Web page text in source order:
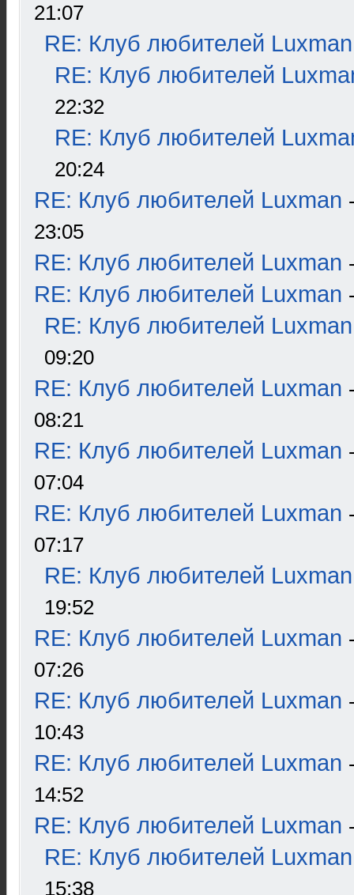
21:07
RE: Клуб любителей Luxman
RE: Клуб любителей
22:32
RE: Клуб любителей
20:24
RE: Клуб любителей Luxman
23:05
RE: Клуб любителей Luxman
RE: Клуб любителей Luxman
RE: Клуб любителей Luxman
09:20
RE: Клуб любителей Luxman
08:21
RE: Клуб любителей Luxman
07:04
RE: Клуб любителей Luxman
07:17
RE: Клуб любителей Luxman
19:52
RE: Клуб любителей Luxman
07:26
RE: Клуб любителей Luxman
10:43
RE: Клуб любителей Luxman
14:52
RE: Клуб любителей Luxman
RE: Клуб любителей Luxman
15:38